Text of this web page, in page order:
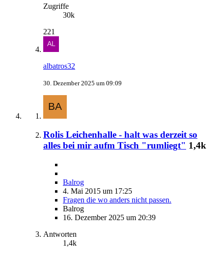
Zugriffe
30k
221
albatros32
30. Dezember 2025 um 09:09
Rolis Leichenhalle - halt was derzeit so
alles bei mir aufm Tisch "rumliegt" 1,4k
Balrog
4. Mai 2015 um 17:25
Fragen die wo anders nicht passen.
Balrog
16. Dezember 2025 um 20:39
Antworten
1,4k